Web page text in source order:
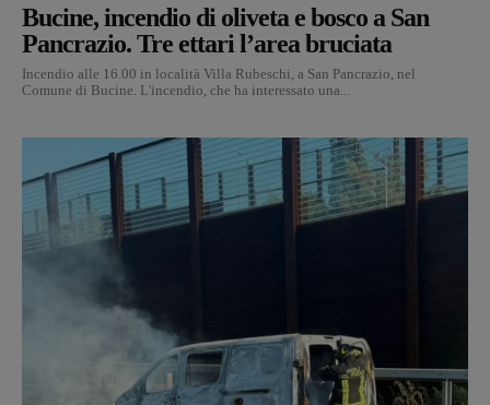
Bucine, incendio di oliveta e bosco a San
Pancrazio. Tre ettari l’area bruciata
Incendio alle 16.00 in località Villa Rubeschi, a San Pancrazio, nel
Comune di Bucine. L'incendio, che ha interessato una...